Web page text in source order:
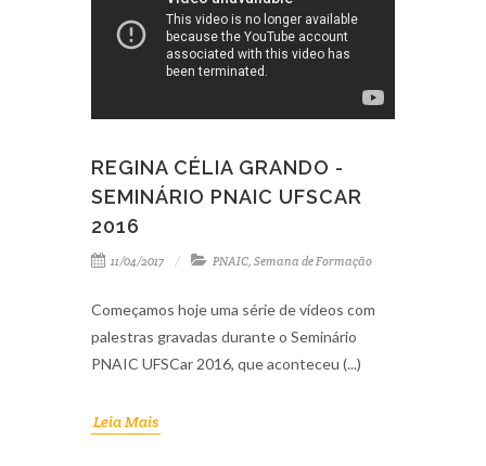
REGINA CÉLIA GRANDO -
SEMINÁRIO PNAIC UFSCAR
2016
11/04/2017 PNAIC, Semana de Formação
Começamos hoje uma série de vídeos com
palestras gravadas durante o Seminário
PNAIC UFSCar 2016, que aconteceu (...)
Leia Mais